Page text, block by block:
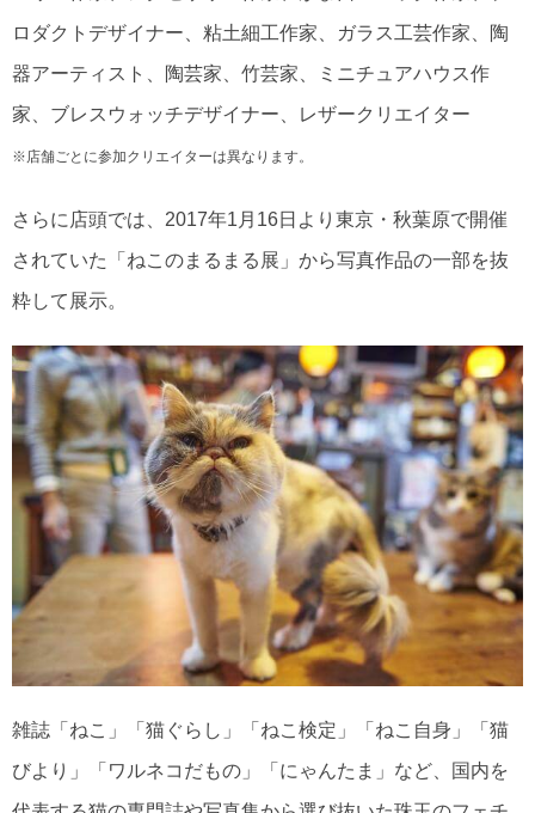
ロダクトデザイナー、粘土細工作家、ガラス工芸作家、陶
器アーティスト、陶芸家、竹芸家、ミニチュアハウス作
家、ブレスウォッチデザイナー、レザークリエイター
※店舗ごとに参加クリエイターは異なります。
さらに店頭では、2017年1月16日より東京・秋葉原で開催
されていた「ねこのまるまる展」から写真作品の一部を抜
粋して展示。
雑誌「ねこ」「猫ぐらし」「ねこ検定」「ねこ自身」「猫
びより」「ワルネコだもの」「にゃんたま」など、国内を